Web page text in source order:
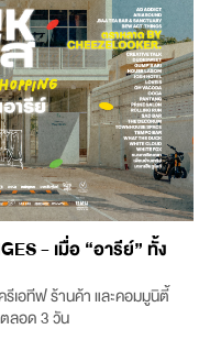
- เมื่อ “อารีย์” ทั้ง
เอทีฟ ร้านค้า และคอมมูนิตี้
ลอด 3 วัน